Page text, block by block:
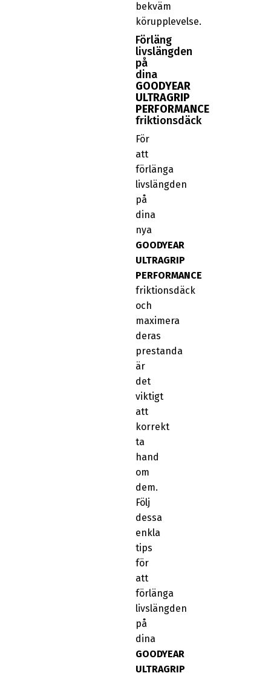
bekväm
körupplevelse.
Förläng
livslängden
på
dina
GOODYEAR
ULTRAGRIP
PERFORMANCE
friktionsdäck
För
att
förlänga
livslängden
på
dina
nya
GOODYEAR
ULTRAGRIP
PERFORMANCE
friktionsdäck
och
maximera
deras
prestanda
är
det
viktigt
att
korrekt
ta
hand
om
dem.
Följ
dessa
enkla
tips
för
att
förlänga
livslängden
på
dina
GOODYEAR
ULTRAGRIP